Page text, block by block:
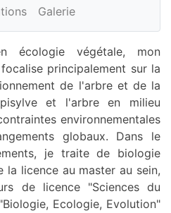
Galerie
écologie végétale, mon
principalement sur la
de l'arbre et de la
et l'arbre en milieu
environnementales
globaux. Dans le
je traite de biologie
licence au master au sein,
de licence "Sciences du
Ecologie, Evolution"